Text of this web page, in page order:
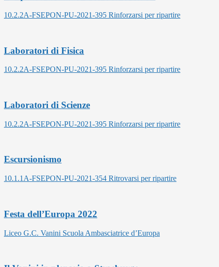
10.2.2A-FSEPON-PU-2021-395 Rinforzarsi per ripartire
Laboratori di Fisica
10.2.2A-FSEPON-PU-2021-395 Rinforzarsi per ripartire
Laboratori di Scienze
10.2.2A-FSEPON-PU-2021-395 Rinforzarsi per ripartire
Escursionismo
10.1.1A-FSEPON-PU-2021-354 Ritrovarsi per ripartire
Festa dell’Europa 2022
Liceo G.C. Vanini Scuola Ambasciatrice d’Europa